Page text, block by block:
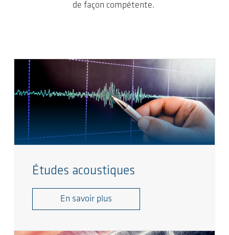
de façon compétente.
Études acoustiques
En savoir plus